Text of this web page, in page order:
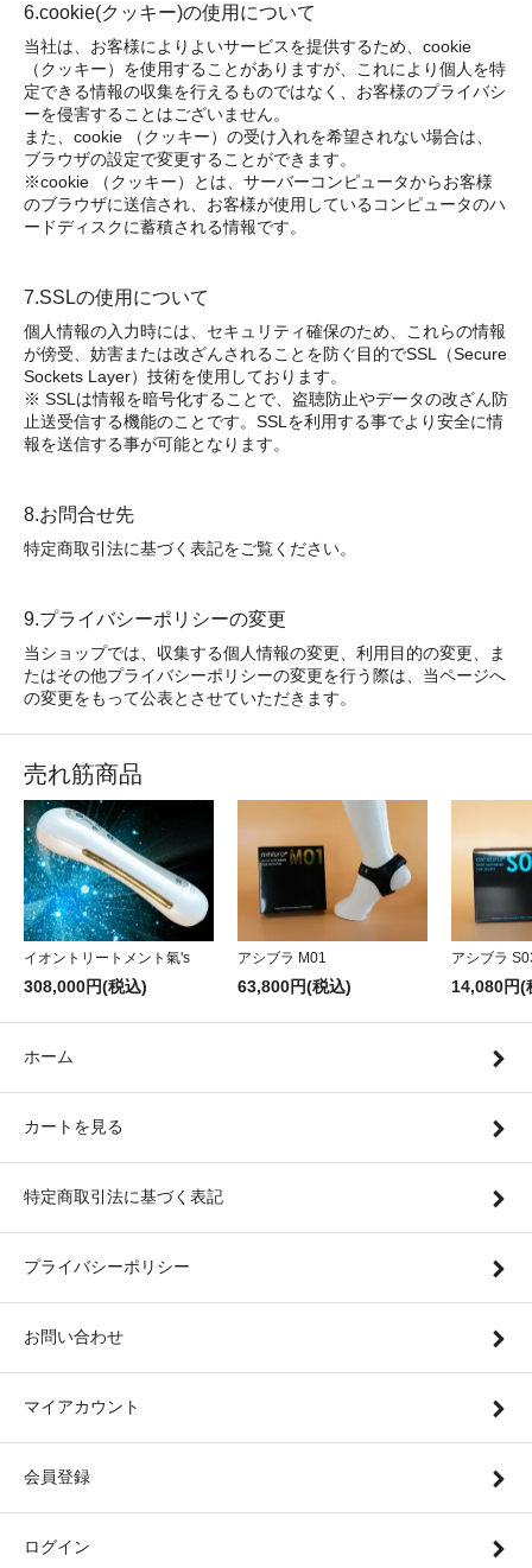
6.cookie(クッキー)の使用について
当社は、お客様によりよいサービスを提供するため、cookie
（クッキー）を使用することがありますが、これにより個人を特
定できる情報の収集を行えるものではなく、お客様のプライバシ
ーを侵害することはございません。
また、cookie （クッキー）の受け入れを希望されない場合は、
ブラウザの設定で変更することができます。
※cookie （クッキー）とは、サーバーコンピュータからお客様
のブラウザに送信され、お客様が使用しているコンピュータのハ
ードディスクに蓄積される情報です。
7.SSLの使用について
個人情報の入力時には、セキュリティ確保のため、これらの情報
が傍受、妨害または改ざんされることを防ぐ目的でSSL（Secure
Sockets Layer）技術を使用しております。
※ SSLは情報を暗号化することで、盗聴防止やデータの改ざん防
止送受信する機能のことです。SSLを利用する事でより安全に情
報を送信する事が可能となります。
8.お問合せ先
特定商取引法に基づく表記をご覧ください。
9.プライバシーポリシーの変更
当ショップでは、収集する個人情報の変更、利用目的の変更、ま
たはその他プライバシーポリシーの変更を行う際は、当ページへ
の変更をもって公表とさせていただきます。
売れ筋商品
イオントリートメント氣's
308,000円(税込)
アシブラ M01
63,800円(税込)
アシブラ
14,080円(
ホーム
カートを見る
特定商取引法に基づく表記
プライバシーポリシー
お問い合わせ
マイアカウント
会員登録
ログイン